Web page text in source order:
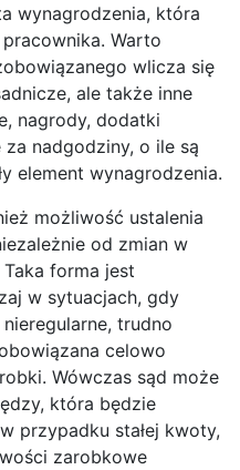
wynagrodzenia, która
Warto
wlicza się
ale także inne
nagrody, dodatki
nadgodziny, o ile są
element wynagrodzenia.
możliwość ustalenia
od zmian w
forma jest
w sytuacjach, gdy
trudno
celowo
Wówczas sąd może
która będzie
przypadku stałej kwoty,
zarobkowe